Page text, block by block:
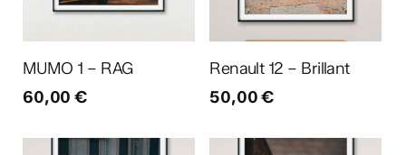
Ajouter au panier
MUMO 1 – RAG
60,00€
Ajouter au panier
Renault 12 – Brillant
50,00€